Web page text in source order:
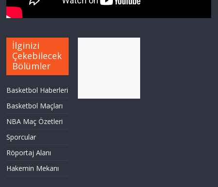
İlginizi
Çekebilecek
Bölümler
Basketbol Haberleri
Basketbol Maçları
NBA Maç Özetleri
Sporcular
Röportaj Alanı
Hakemin Mekanı